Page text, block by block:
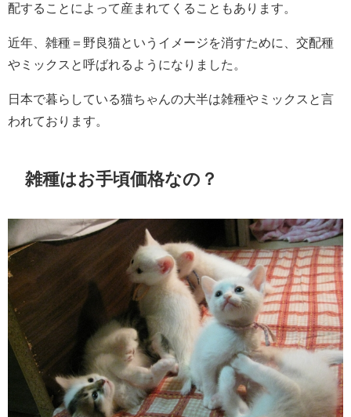
配することによって産まれてくることもあります。
近年、雑種＝野良猫というイメージを消すために、交配種
やミックスと呼ばれるようになりました。
日本で暮らしている猫ちゃんの大半は雑種やミックスと言
われております。
雑種はお手頃価格なの？